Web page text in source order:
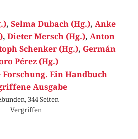
, Selma Dubach (Hg.), Anke
, Dieter Mersch (Hg.), Anton
Schenker (Hg.), Germán
Pérez (Hg.)
Ein Handbuch
Ausgabe
344 Seiten
Vergriffen